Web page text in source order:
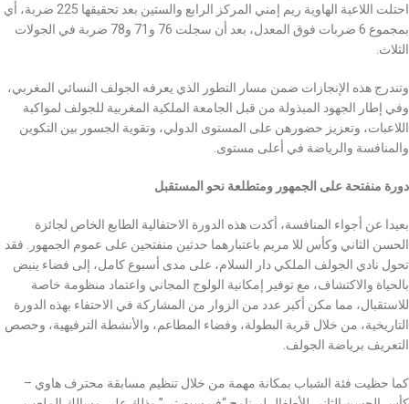
احتلت اللاعبة الهاوية ريم إمني المركز الرابع والستين بعد تحقيقها 225 ضربة، أي
بمجموع 6 ضربات فوق المعدل، بعد أن سجلت 76 و71 و78 ضربة في الجولات
الثلاث.
وتندرج هذه الإنجازات ضمن مسار التطور الذي يعرفه الجولف النسائي المغربي،
وفي إطار الجهود المبذولة من قبل الجامعة الملكية المغربية للجولف لمواكبة
اللاعبات، وتعزيز حضورهن على المستوى الدولي، وتقوية الجسور بين التكوين
والمنافسة والرياضة في أعلى مستوى.
دورة منفتحة على الجمهور ومتطلعة نحو المستقبل
بعيدا عن أجواء المنافسة، أكدت هذه الدورة الاحتفالية الطابع الخاص لجائزة
الحسن الثاني وكأس للا مريم باعتبارهما حدثين منفتحين على عموم الجمهور. فقد
تحول نادي الجولف الملكي دار السلام، على مدى أسبوع كامل، إلى فضاء ينبض
بالحياة والاكتشاف، مع توفير إمكانية الولوج المجاني واعتماد منظومة خاصة
للاستقبال، مما مكن أكبر عدد من الزوار من المشاركة في الاحتفاء بهذه الدورة
التاريخية، من خلال قرية البطولة، وفضاء المطاعم، والأنشطة الترفيهية، وحصص
التعريف برياضة الجولف.
كما حظيت فئة الشباب بمكانة مهمة من خلال تنظيم مسابقة محترف هاوي –